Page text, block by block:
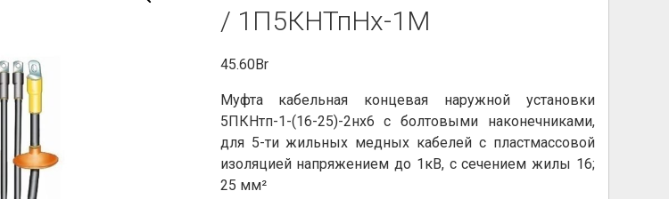
/ 1П5КНТпНх-1М
45.60Br
Муфта кабельная концевая наружной установки
5ПКНтп-1-(16-25)-2нх6 с болтовыми наконечниками,
для 5-ти жильных медных кабелей с пластмассовой
изоляцией напряжением до 1кВ, с сечением жилы 16;
25 мм²